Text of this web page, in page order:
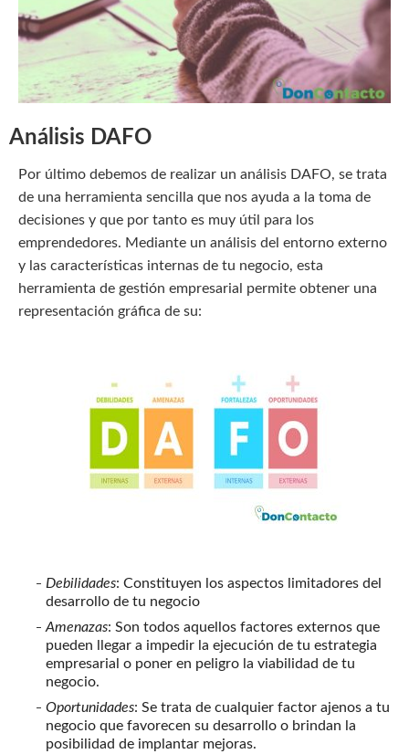
Análisis DAFO
Por último debemos de realizar un análisis DAFO, se trata
de una herramienta sencilla que nos ayuda a la toma de
decisiones y que por tanto es muy útil para los
emprendedores. Mediante un análisis del entorno externo
y las características internas de tu negocio, esta
herramienta de gestión empresarial permite obtener una
representación gráfica de su:
Debilidades: Constituyen los aspectos limitadores del
desarrollo de tu negocio
Amenazas: Son todos aquellos factores externos que
pueden llegar a impedir la ejecución de tu estrategia
empresarial o poner en peligro la viabilidad de tu
negocio.
Oportunidades: Se trata de cualquier factor ajenos a tu
negocio que favorecen su desarrollo o brindan la
posibilidad de implantar mejoras.